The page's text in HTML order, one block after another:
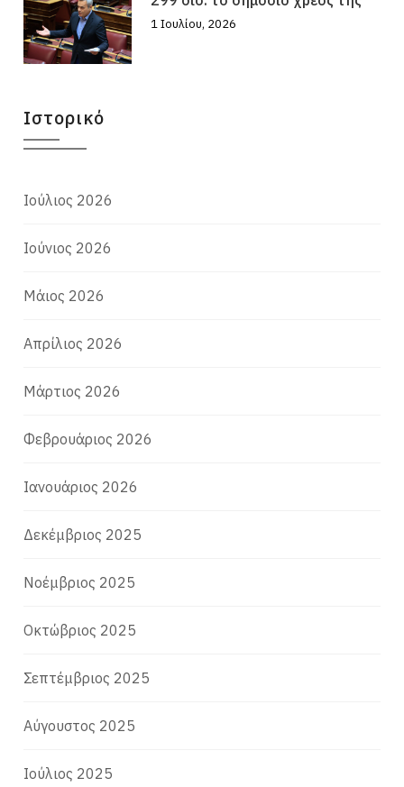
1 Ιουλίου, 2026
Ιστορικό
Ιούλιος 2026
Ιούνιος 2026
Μάιος 2026
Απρίλιος 2026
Μάρτιος 2026
Φεβρουάριος 2026
Ιανουάριος 2026
Δεκέμβριος 2025
Νοέμβριος 2025
Οκτώβριος 2025
Σεπτέμβριος 2025
Αύγουστος 2025
Ιούλιος 2025